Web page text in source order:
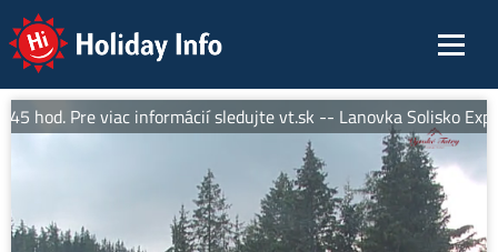
Holiday Info
hod. Pre viac informácií sledujte vt.sk -- Lanovka Solisko